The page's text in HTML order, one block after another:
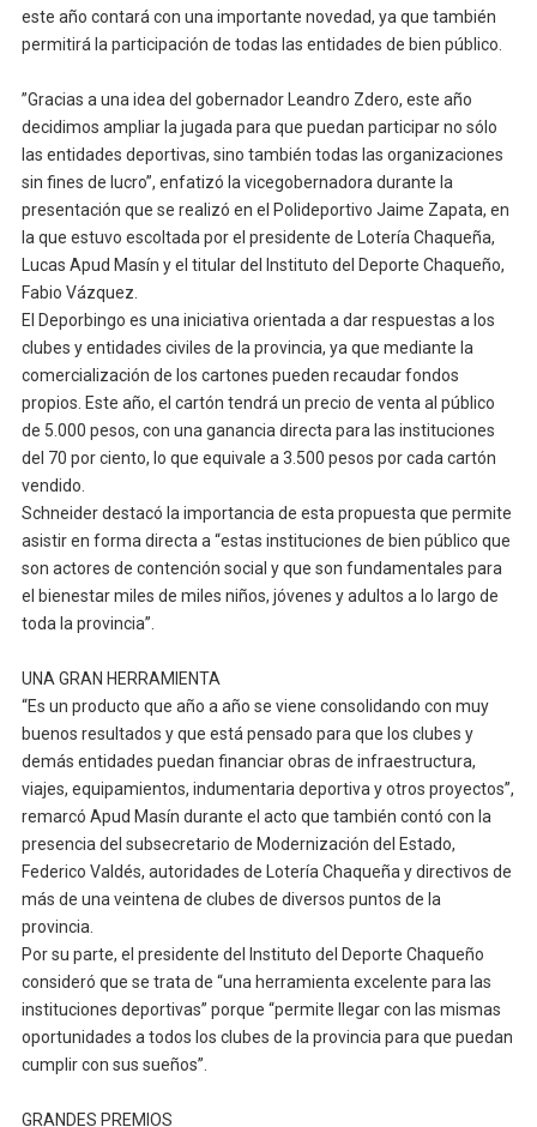
este año contará con una importante novedad, ya que también
permitirá la participación de todas las entidades de bien público.
”Gracias a una idea del gobernador Leandro Zdero, este año
decidimos ampliar la jugada para que puedan participar no sólo
las entidades deportivas, sino también todas las organizaciones
sin fines de lucro”, enfatizó la vicegobernadora durante la
presentación que se realizó en el Polideportivo Jaime Zapata, en
la que estuvo escoltada por el presidente de Lotería Chaqueña,
Lucas Apud Masín y el titular del Instituto del Deporte Chaqueño,
Fabio Vázquez.
El Deporbingo es una iniciativa orientada a dar respuestas a los
clubes y entidades civiles de la provincia, ya que mediante la
comercialización de los cartones pueden recaudar fondos
propios. Este año, el cartón tendrá un precio de venta al público
de 5.000 pesos, con una ganancia directa para las instituciones
del 70 por ciento, lo que equivale a 3.500 pesos por cada cartón
vendido.
Schneider destacó la importancia de esta propuesta que permite
asistir en forma directa a “estas instituciones de bien público que
son actores de contención social y que son fundamentales para
el bienestar miles de miles niños, jóvenes y adultos a lo largo de
toda la provincia”.
UNA GRAN HERRAMIENTA
“Es un producto que año a año se viene consolidando con muy
buenos resultados y que está pensado para que los clubes y
demás entidades puedan financiar obras de infraestructura,
viajes, equipamientos, indumentaria deportiva y otros proyectos”,
remarcó Apud Masín durante el acto que también contó con la
presencia del subsecretario de Modernización del Estado,
Federico Valdés, autoridades de Lotería Chaqueña y directivos de
más de una veintena de clubes de diversos puntos de la
provincia.
Por su parte, el presidente del Instituto del Deporte Chaqueño
consideró que se trata de “una herramienta excelente para las
instituciones deportivas” porque “permite llegar con las mismas
oportunidades a todos los clubes de la provincia para que puedan
cumplir con sus sueños”.
GRANDES PREMIOS